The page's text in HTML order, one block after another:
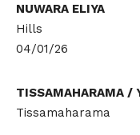
NUWARA ELIYA
Hills 1
04/01/26
TISSAMAHARAMA /
Tissamaharama